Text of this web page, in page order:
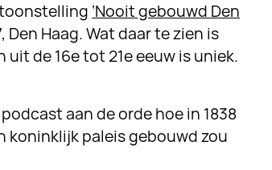
‘Nooit gebouwd Den
Den Haag. Wat daar te zien is
de 16e tot 21e eeuw is uniek.
aan de orde hoe in 1838
koninklijk paleis gebouwd zou